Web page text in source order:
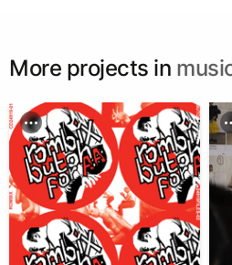
More projects in